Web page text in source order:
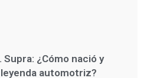
Supra: ¿Cómo nació y
automotriz?